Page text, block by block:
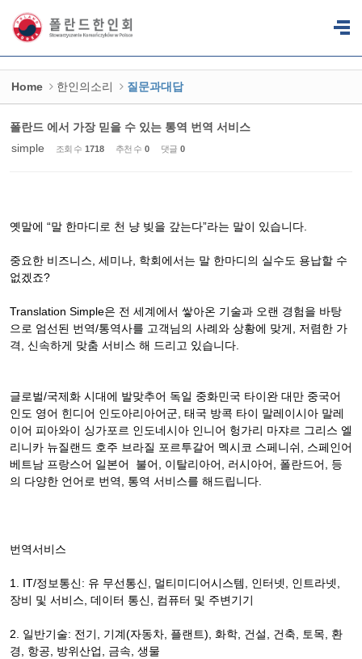
Home 한인의소리 질문과대답
폴란드 에서 가장 믿을 수 있는 통역 번역 서비스
simple
조회 수 1718 추천 수 0 댓글 0
옛말에 “말 한마디로 천 냥 빚을 갚는다”라는 말이 있습니다.
중요한 비즈니스, 세미나, 학회에서는 말 한마디의 실수도 용납할 수
없겠죠?
Translation Simple은 전 세계에서 쌓아온 기술과 오랜 경험을 바탕
으로 엄선된 번역/통역사를 고객님의 사례와 상황에 맞게, 저렴한 가
격, 신속하게 맞춤 서비스 해 드리고 있습니다.
글로벌/국제화 시대에 발맞추어 독일 중화민국 타이완 대만 중국어
인도 영어 힌디어 인도아리아어군, 태국 방콕 타이 말레이시아 말레
이어 피아와이 싱가포르 인도네시아 인니어 헝가리 마쟈르 그리스 엘
리니카 뉴질랜드 호주 브라질 포르투갈어 멕시코 스페니쉬, 스페인어
베트남 프랑스어 일본어 불어, 이탈리아어, 러시아어, 폴란드어, 등
의 다양한 언어로 번역, 통역 서비스를 해드립니다.
번역서비스
1. IT/정보통신: 유 무선통신, 멀티미디어시스템, 인터넷, 인트라넷,
장비 및 서비스, 데이터 통신, 컴퓨터 및 주변기기
2. 일반기술: 전기, 기계(자동차, 플랜트), 화학, 건설, 건축, 토목, 환
경, 항공, 방위산업, 금속, 생물